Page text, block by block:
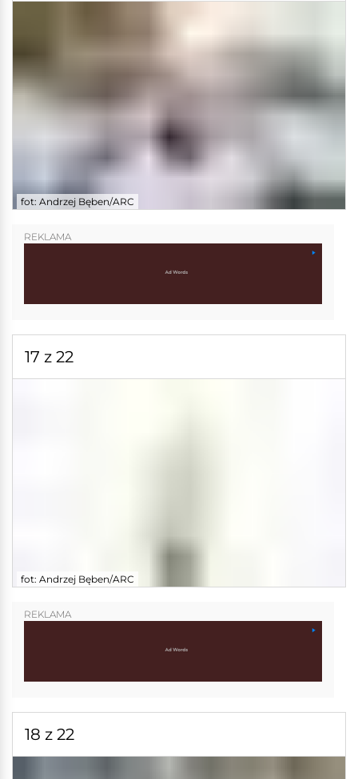
fot: Andrzej Bęben/ARC
REKLAMA
17 z 22
fot: Andrzej Bęben/ARC
REKLAMA
18 z 22